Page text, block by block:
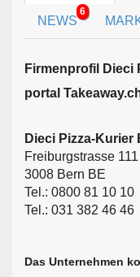
NEWS
6
Firmen­profil
portal
Dieci Pizza-Kurier
Freiburgstrasse
3008 Bern BE
Tel.: 0800 81 10 10
Tel.: 031 382 46 46
Das Unternehmen